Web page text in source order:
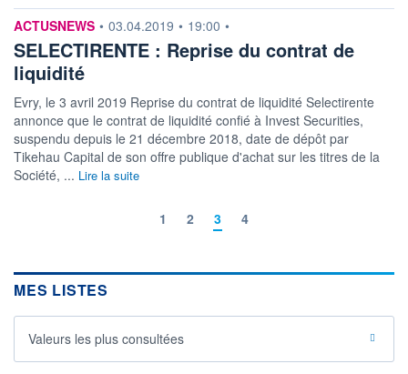
information fournie par
ACTUSNEWS • 03.04.2019 • 19:00 •
SELECTIRENTE : Reprise du contrat de
liquidité
Evry, le 3 avril 2019 Reprise du contrat de liquidité Selectirente
annonce que le contrat de liquidité confié à Invest Securities,
suspendu depuis le 21 décembre 2018, date de dépôt par
Tikehau Capital de son offre publique d'achat sur les titres de la
Société, ... Lire la suite
1 2 3 4
MES LISTES
Valeurs les plus consultées